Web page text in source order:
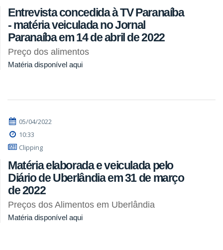
Entrevista concedida à TV Paranaíba
- matéria veiculada no Jornal
Paranaíba em 14 de abril de 2022
Preço dos alimentos
Matéria disponível aqui
05/04/2022
10:33
Clipping
Matéria elaborada e veiculada pelo
Diário de Uberlândia em 31 de março
de 2022
Preços dos Alimentos em Uberlândia
Matéria disponível aqui